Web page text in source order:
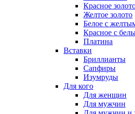
Красное
Желтое золото
Белое с
Красное с
Платина
Вставки
Бриллианты
Сапфиры
Изумруды
Для кого
Для женщин
Для мужчин